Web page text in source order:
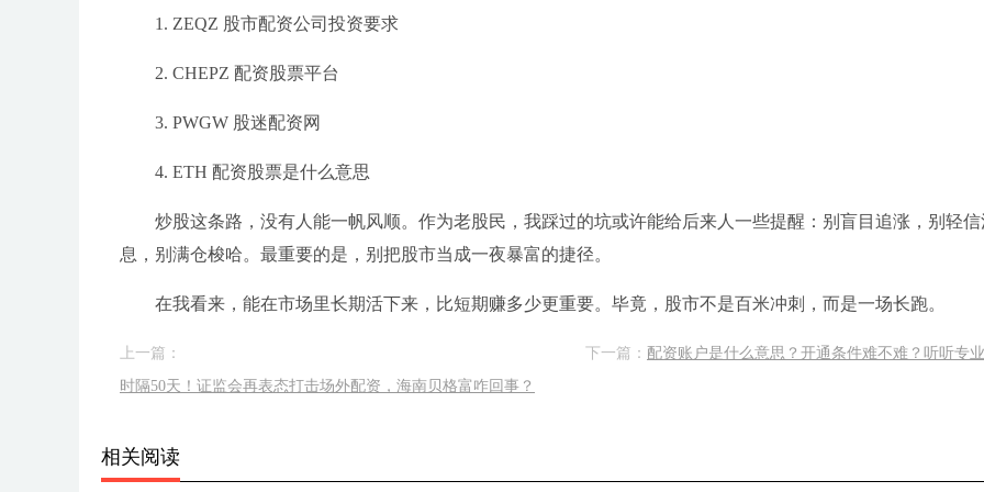
1. ZEQZ 股市配资公司投资要求
2. CHEPZ 配资股票平台
3. PWGW 股迷配资网
4. ETH 配资股票是什么意思
炒股这条路，没有人能一帆风顺。作为老股民，我踩过的坑或许能给后来人一些提醒：别盲目追涨，别轻信
息，别满仓梭哈。最重要的是，别把股市当成一夜暴富的捷径。
在我看来，能在市场里长期活下来，比短期赚多少更重要。毕竟，股市不是百米冲刺，而是一场长跑。
上一篇：
时隔50天！证监会再表态打击场外配资，海南贝格富咋回事？
下一篇： 配资账户是什么意思？开通条件难不难？听听专
相关阅读